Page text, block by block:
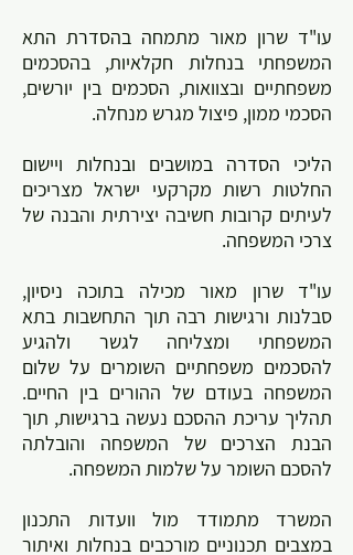
עו"ד שרון מאור מתמחה בהסדרת התא
המשפחתי בנחלות חקלאיות, בהסכמים
משפחתיים ובצוואות, הסכמים בין יורשים,
הסכמי ממון, פיצול מגרש מנחלה.
הליכי הסדרה במושבים ובנחלות ויישום
החלטות רשות מקרקעי ישראל מצריכים
לעיתים קרובות חשיבה יצירתית והבנה של
צרכי המשפחה.
עו"ד שרון מאור מכילה בתוכה ניסיון,
סבלנות ורגישות רבה תוך התחשבות בתא
המשפחתי ומצליחה לגשר ולהגיע
להסכמים משפחתיים השומרים על שלום
המשפחה בעודם של ההורים בין החיים.
תהליך עריכת ההסכם נעשה ברגישות, תוך
הבנת הצרכים של המשפחה והובלתה
להסכם השומר על שלמות המשפחה.
המשרד מתמודד מול וועדות התכנון
במצבים תכנוניים מורכבים בנחלות ואיתור